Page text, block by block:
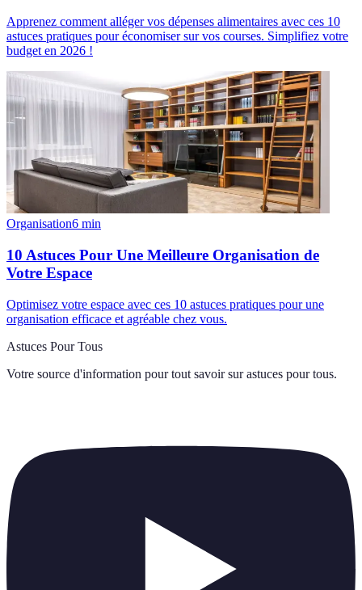
Apprenez comment alléger vos dépenses alimentaires avec ces 10
astuces pratiques pour économiser sur vos courses. Simplifiez votre
budget en 2026 !
Organisation6 min
10 Astuces Pour Une Meilleure Organisation de
Votre Espace
Optimisez votre espace avec ces 10 astuces pratiques pour une
organisation efficace et agréable chez vous.
Astuces Pour Tous
Votre source d'information pour tout savoir sur astuces pour tous.